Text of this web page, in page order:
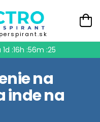
1d :16h :56m :25
na
inde na